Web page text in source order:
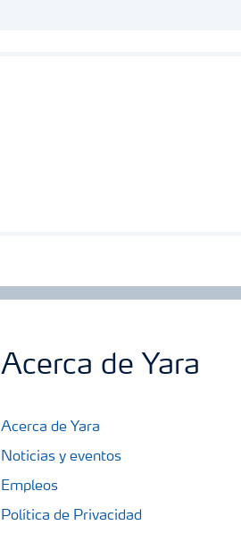
Acerca de Yara
Acerca de Yara
Noticias y eventos
Empleos
Política de Privacidad